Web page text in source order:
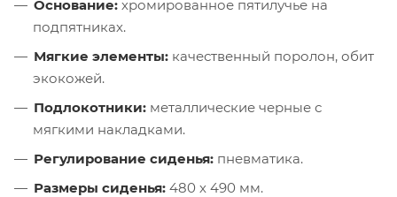
Основание: хромированное пятилучье на
подпятниках.
Мягкие элементы: качественный поролон, обит
экокожей.
Подлокотники: металлические черные с
мягкими накладками.
Регулирование сиденья: пневматика.
Размеры сиденья: 480 х 490 мм.